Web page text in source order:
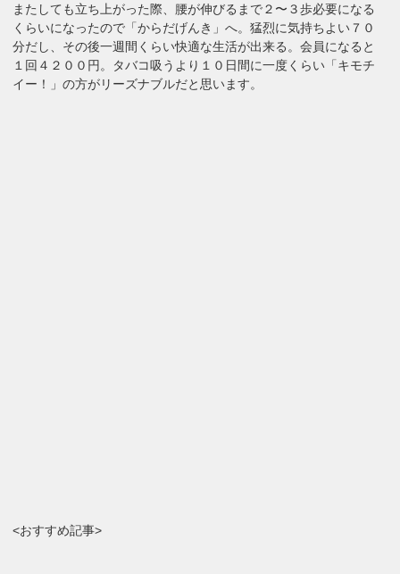
またしても立ち上がった際、腰が伸びるまで２〜３歩必要になる
くらいになったので「からだげんき」へ。猛烈に気持ちよい７０
分だし、その後一週間くらい快適な生活が出来る。会員になると
１回４２００円。タバコ吸うより１０日間に一度くらい「キモチ
イー！」の方がリーズナブルだと思います。
<おすすめ記事>